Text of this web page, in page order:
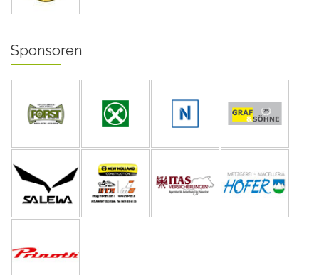
Sponsoren